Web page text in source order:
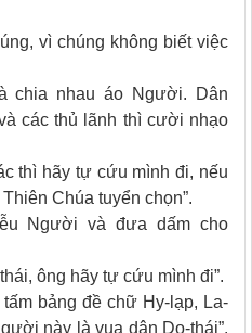
vì chúng không biết việc
chia nhau áo Người. Dân
các thủ lãnh thì cười nhạo
thì hãy tự cứu mình đi, nếu
Chúa tuyển chọn”.
Người và đưa dấm cho
ông hãy tự cứu mình đi”.
bảng đề chữ Hy-lạp, La-
này là vua dân Do-thái”.